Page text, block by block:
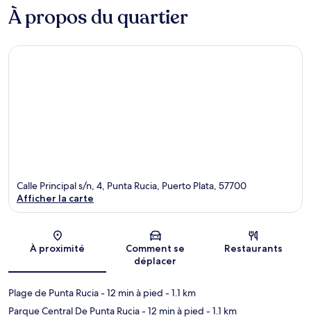
À propos du quartier
Carte
Calle Principal s/n, 4, Punta Rucia, Puerto Plata, 57700
Afficher la carte
À proximité
Comment se
déplacer
Restaurants
Plage de Punta Rucia- 12 min à pied - 1.1 km
Parque Central De Punta Rucia- 12 min à pied - 1.1 km